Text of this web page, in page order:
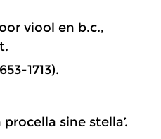
viool en b.c.,
1713).
sine stella’.